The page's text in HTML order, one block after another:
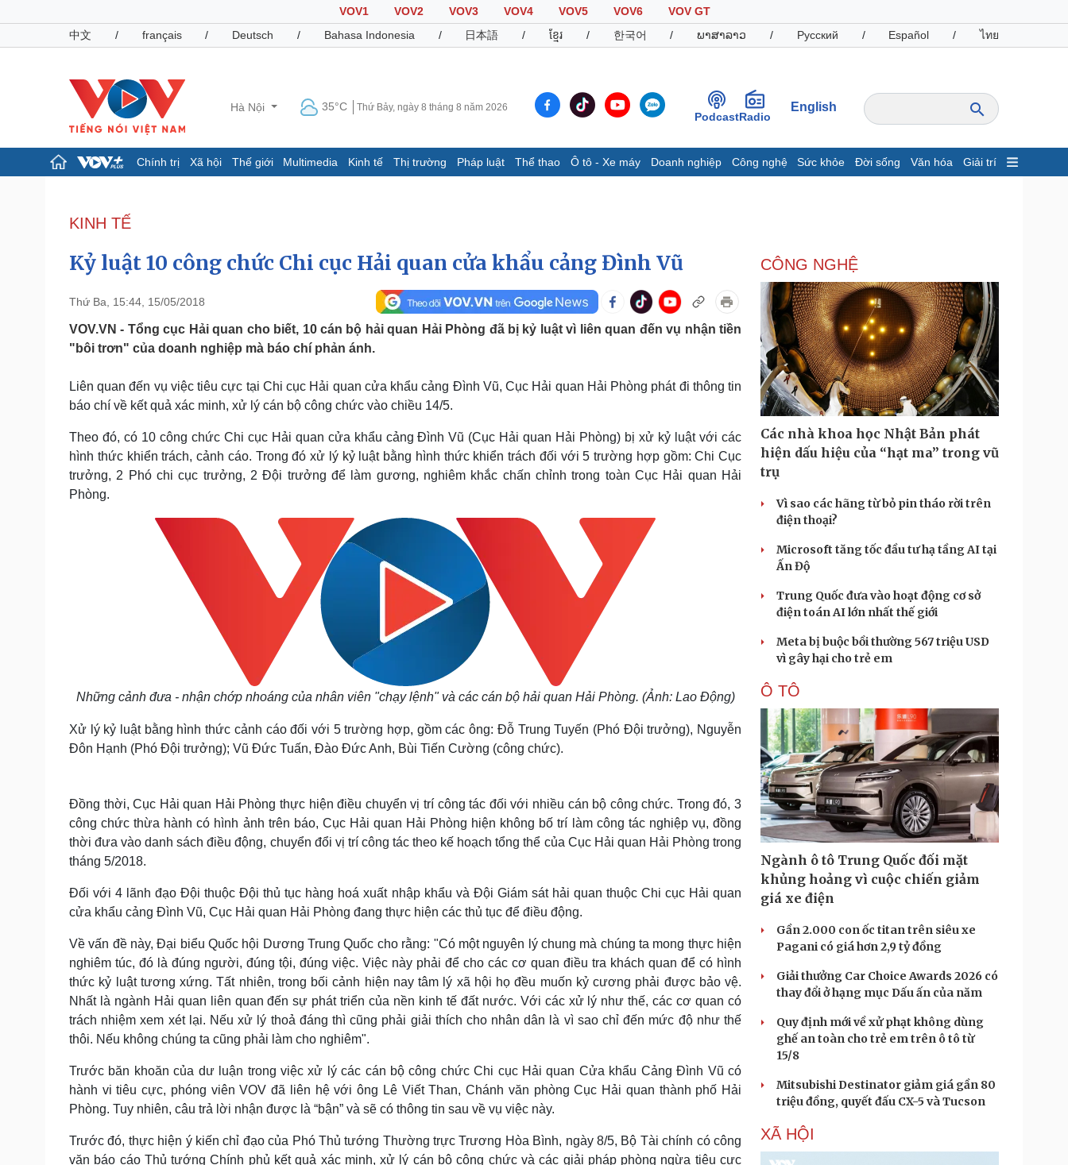
VOV1 VOV2 VOV3 VOV4 VOV5 VOV6
VOV GT
中文
/ français / Deutsch / Bahasa Indonesia / 日本語 / ខ្មែរ / 한국어 / ພາສາລາວ / Русский / Español / ไทย
Hà Nội 35°C Thứ Bảy, ngày 8 tháng 8 năm 2026
PodcastRadio
English
Chính trị Xã hội Thế giới Multimedia Kinh tế Thị trường Pháp luật Thể thao Ô tô - Xe máy Doanh nghiệp Công nghệ Sức khỏe Đời sống Văn hóa Giải trí
Đảng
Tổ chức nhân sự
Quốc hội
Nhận diện sự thật
Dấu ấn VOV
E-Magazine
Infographic
Giá cà phê
Pháp luật
Vụ án
Tư vấn luật
Quân sự - Quốc phòng
Vũ khí
Phân tích
Thể thao
Thế giới thể thao
eSports
Ô tô - Xe máy
Tư vấn
Doanh nghiệp
Thông tin doanh nghiệp
Doanh nghiệp 24h
Doanh nhân
Vì cộng đồng
Công nghệ
Sành điệu
Tin Công nghệ
Trải nghiệm
Chuyển đổi số
Sức khỏe
Dinh dưỡng - món ngon
Cây thuốc
Sản phụ khoa
Làm đẹp - giảm cân
Đời sống
Nhà đẹp
Blog
Văn hóa
Sân khấu - Điện ảnh
Văn học
Giải trí
Nghệ sĩ
Thời trang
Du lịch
Tư vấn
Săn Tour
Podcast
Câu chuyện thời sự
Cửa sổ tình yêu
Kể chuyện cho bé
KINH TẾ
Kỷ luật 10 công chức Chi cục Hải quan cửa khẩu cảng Đình Vũ
Thứ Ba, 15:44, 15/05/2018
VOV.VN - Tổng cục Hải quan cho biết, 10 cán bộ hải quan Hải Phòng đã bị kỷ luật vì liên quan đến vụ nhận tiền
"bôi trơn" của doanh nghiệp mà báo chí phản ánh.
Liên quan đến vụ việc tiêu cực tại Chi cục Hải quan cửa khẩu cảng Đình Vũ, Cục Hải quan Hải Phòng phát đi thông tin
báo chí về kết quả xác minh, xử lý cán bộ công chức vào chiều 14/5.
Theo đó, có 10 công chức Chi cục Hải quan cửa khẩu cảng Đình Vũ (Cục Hải quan Hải Phòng) bị xử kỷ luật với các
hình thức khiển trách, cảnh cáo. Trong đó xử lý kỷ luật bằng hình thức khiển trách đối với 5 trường hợp gồm: Chi Cục
trưởng, 2 Phó chi cục trưởng, 2 Đội trưởng để làm gương, nghiêm khắc chấn chỉnh trong toàn Cục Hải quan Hải
Phòng.
Những cảnh đưa - nhận chớp nhoáng của nhân viên "chạy lệnh" và các cán bộ hải quan Hải Phòng. (Ảnh: Lao Động)
Xử lý kỷ luật bằng hình thức cảnh cáo đối với 5 trường hợp, gồm các ông: Đỗ Trung Tuyến (Phó Đội trưởng), Nguyễn
Đôn Hạnh (Phó Đội trưởng); Vũ Đức Tuấn, Đào Đức Anh, Bùi Tiến Cường (công chức).
Đồng thời, Cục Hải quan Hải Phòng thực hiện điều chuyển vị trí công tác đối với nhiều cán bộ công chức. Trong đó, 3
công chức thừa hành có hình ảnh trên báo, Cục Hải quan Hải Phòng hiện không bố trí làm công tác nghiệp vụ, đồng
thời đưa vào danh sách điều động, chuyển đổi vị trí công tác theo kế hoạch tổng thể của Cục Hải quan Hải Phòng trong
tháng 5/2018.
Đối với 4 lãnh đạo Đội thuộc Đội thủ tục hàng hoá xuất nhập khẩu và Đội Giám sát hải quan thuộc Chi cục Hải quan
cửa khẩu cảng Đình Vũ, Cục Hải quan Hải Phòng đang thực hiện các thủ tục để điều động.
Về vấn đề này, Đại biểu Quốc hội Dương Trung Quốc cho rằng: "Có một nguyên lý chung mà chúng ta mong thực hiện
nghiêm túc, đó là đúng người, đúng tội, đúng việc. Việc này phải để cho các cơ quan điều tra khách quan để có hình
thức kỷ luật tương xứng. Tất nhiên, trong bối cảnh hiện nay tâm lý xã hội họ đều muốn kỷ cương phải được bảo vệ.
Nhất là ngành Hải quan liên quan đến sự phát triển của nền kinh tế đất nước. Với các xử lý như thế, các cơ quan có
trách nhiệm xem xét lại. Nếu xử lý thoả đáng thì cũng phải giải thích cho nhân dân là vì sao chỉ đến mức độ như thế
thôi. Nếu không chúng ta cũng phải làm cho nghiêm".
Trước băn khoăn của dư luận trong việc xử lý các cán bộ công chức Chi cục Hải quan Cửa khẩu Cảng Đình Vũ có
hành vi tiêu cực, phóng viên VOV đã liên hệ với ông Lê Viết Than, Chánh văn phòng Cục Hải quan thành phố Hải
Phòng. Tuy nhiên, câu trả lời nhận được là “bận” và sẽ có thông tin sau về vụ việc này.
Trước đó, thực hiện ý kiến chỉ đạo của Phó Thủ tướng Thường trực Trương Hòa Bình, ngày 8/5, Bộ Tài chính có công
văn báo cáo Thủ tướng Chính phủ kết quả xác minh, xử lý cán bộ công chức và các giải pháp phòng ngừa tiêu cực
CÔNG NGHỆ
Các nhà khoa học Nhật Bản phát
hiện dấu hiệu của “hạt ma” trong vũ
trụ
Vì sao các hãng từ bỏ pin tháo rời trên
điện thoại?
Microsoft tăng tốc đầu tư hạ tầng AI tại
Ấn Độ
Trung Quốc đưa vào hoạt động cơ sở
điện toán AI lớn nhất thế giới
Meta bị buộc bồi thường 567 triệu USD
vì gây hại cho trẻ em
Ô TÔ
Ngành ô tô Trung Quốc đối mặt
khủng hoảng vì cuộc chiến giảm
giá xe điện
Gần 2.000 con ốc titan trên siêu xe
Pagani có giá hơn 2,9 tỷ đồng
Giải thưởng Car Choice Awards 2026 có
thay đổi ở hạng mục Dấu ấn của năm
Quy định mới về xử phạt không dùng
ghế an toàn cho trẻ em trên ô tô từ
15/8
Mitsubishi Destinator giảm giá gần 80
triệu đồng, quyết đấu CX-5 và Tucson
XÃ HỘI